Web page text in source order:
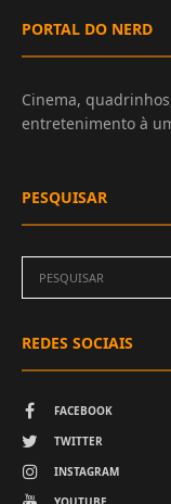
PORTAL DO NERD
Cinema,
entretenimento à
PESQUISAR
REDES SOCIAIS
FACEBOOK
TWITTER
INSTAGRAM